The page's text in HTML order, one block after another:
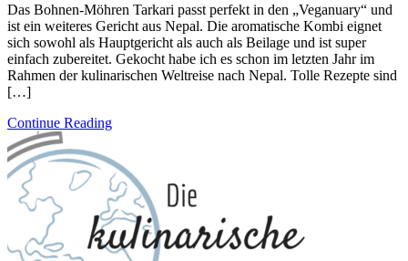
Das Bohnen-Möhren Tarkari passt perfekt in den „Veganuary“ und
ist ein weiteres Gericht aus Nepal. Die aromatische Kombi eignet
sich sowohl als Hauptgericht als auch als Beilage und ist super
einfach zubereitet. Gekocht habe ich es schon im letzten Jahr im
Rahmen der kulinarischen Weltreise nach Nepal. Tolle Rezepte sind
[…]
Continue Reading